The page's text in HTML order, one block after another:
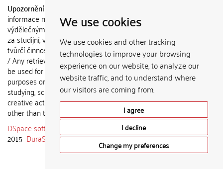
We use cookies
We use cookies and other tracking
technologies to improve your browsing
experience on our website, to analyze our
website traffic, and to understand where
our visitors are coming from.
I agree
I decline
Change my preferences
Upozornění / Notice:
informace nemohou být použity k
výdělečným účelům nebo vydávány
za studijní, vědeckou nebo jinou
tvůrčí činnost jiné osoby než autora.
/ Any retrieved information shall not
be used for any commercial
purposes or claimed as results of
studying, scientific or any other
creative activities of any person
other than the author.
DSpace software
2015 DuraSpace